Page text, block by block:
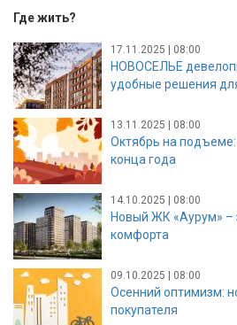
Где жить?
17.11.2025 | 08:00
НОВОСЕЛЬЕ
удобные решения
13.11.2025 | 08:00
Октябрь на
конца года
14.10.2025 | 08:00
Новый ЖК «Аурум» –
комфорта
09.10.2025 | 08:00
Осенний оптимизм:
покупателя